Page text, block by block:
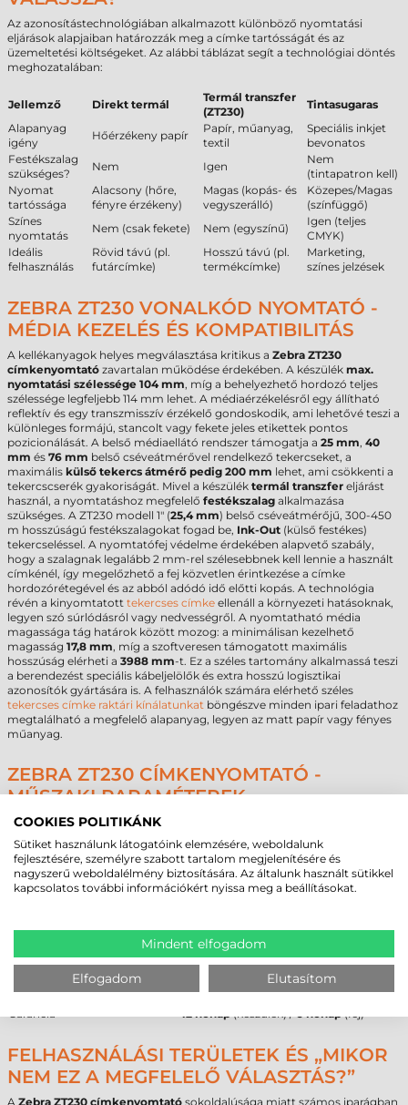
Az azonosítástechnológiában alkalmazott különböző nyomtatási
eljárások alapjaiban határozzák meg a címke tartósságát és az
üzemeltetési költségeket. Az alábbi táblázat segít a technológiai döntés
meghozatalában:
Jellemző Direkt termál
Termál transzfer
(ZT230)
Tintasugaras
Alapanyag
igény
Hőérzékeny papír
Papír, műanyag,
textil
Speciális inkjet
bevonatos
Festékszalag
szükséges?
Nem Igen
Nem
(tintapatron kell)
Nyomat
tartóssága
Alacsony (hőre,
fényre érzékeny)
Magas (kopás- és
vegyszerálló)
Közepes/Magas
(színfüggő)
Színes
nyomtatás
Nem (csak fekete) Nem (egyszínű)
Igen (teljes
CMYK)
Ideális
felhasználás
Rövid távú (pl.
futárcímke)
Hosszú távú (pl.
termékcímke)
Marketing,
színes jelzések
ZEBRA ZT230 VONALKÓD NYOMTATÓ -
MÉDIA KEZELÉS ÉS KOMPATIBILITÁS
A kellékanyagok helyes megválasztása kritikus a Zebra ZT230
címkenyomtató zavartalan működése érdekében. A készülék max.
nyomtatási szélessége 104 mm, míg a behelyezhető hordozó teljes
szélessége legfeljebb 114 mm lehet. A médiaérzékelésről egy állítható
reflektív és egy transzmisszív érzékelő gondoskodik, ami lehetővé teszi a
különleges formájú, stancolt vagy fekete jeles etikettek pontos
pozicionálását. A belső médiaellátó rendszer támogatja a 25 mm, 40
mm és 76 mm belső cséveátmérővel rendelkező tekercseket, a
maximális külső tekercs átmérő pedig 200 mm lehet, ami csökkenti a
tekercscserék gyakoriságát. Mivel a készülék termál transzfer eljárást
használ, a nyomtatáshoz megfelelő festékszalag alkalmazása
szükséges. A ZT230 modell 1" (25,4 mm) belső cséveátmérőjű, 300-450
m hosszúságú festékszalagokat fogad be, Ink-Out (külső festékes)
tekercseléssel. A nyomtatófej védelme érdekében alapvető szabály,
hogy a szalagnak legalább 2 mm-rel szélesebbnek kell lennie a használt
címkénél, így megelőzhető a fej közvetlen érintkezése a címke
hordozórétegével és az abból adódó idő előtti kopás. A technológia
révén a kinyomtatott tekercses címke ellenáll a környezeti hatásoknak,
legyen szó súrlódásról vagy nedvességről. A nyomtatható média
magassága tág határok között mozog: a minimálisan kezelhető
magasság 17,8 mm, míg a szoftveresen támogatott maximális
hosszúság elérheti a 3988 mm-t. Ez a széles tartomány alkalmassá teszi
a berendezést speciális kábeljelölők és extra hosszú logisztikai
azonosítók gyártására is. A felhasználók számára elérhető széles
tekercses címke raktári kínálatunkat böngészve minden ipari feladathoz
megtalálható a megfelelő alapanyag, legyen az matt papír vagy fényes
műanyag.
ZEBRA ZT230 CÍMKENYOMTATÓ -
MŰSZAKI PARAMÉTEREK
Az alábbi táblázat összefoglalja a
Paraméter
Érték
Márka
Zebra
Modell
Felbontás
203 dpi
Max. nyomtatási szélesség
104 mm
Max. tekercsátmérő
200 mm
Cséveméret
25 mm, 40 mm, 76 mm
Garancia
12 hónap(készülék) /6 hónap(fej)
FELHASZNÁLÁSI TERÜLETEK ÉS „MIKOR
NEM EZ A MEGFELELŐ VÁLASZTÁS?”
A Zebra ZT230 címkenyomtató sokoldalúsága miatt számos iparágban
COOKIES POLITIKÁNK
Sütiket használunk látogatóink elemzésére, weboldalunk
fejlesztésére, személyre szabott tartalom megjelenítésére és
nagyszerű weboldalélmény biztosítására. Az általunk használt sütikkel
kapcsolatos további információkért nyissa meg a beállításokat.
Mindent elfogadom
Elfogadom Elutasítom